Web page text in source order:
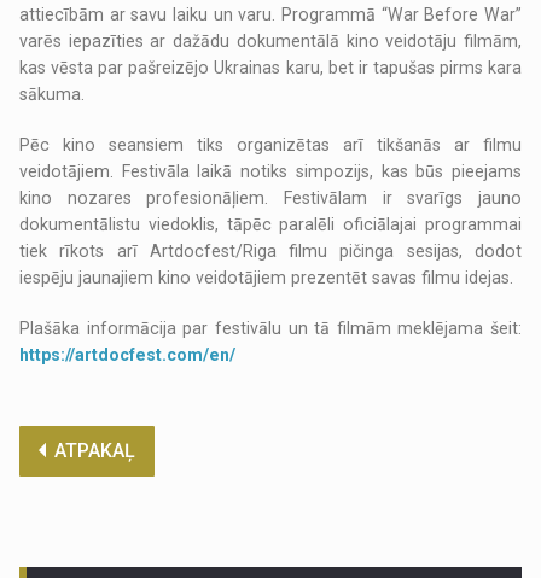
attiecībām ar savu laiku un varu. Programmā “War Before War”
varēs iepazīties ar dažādu dokumentālā kino veidotāju filmām,
kas vēsta par pašreizējo Ukrainas karu, bet ir tapušas pirms kara
sākuma.
Pēc kino seansiem tiks organizētas arī tikšanās ar filmu
veidotājiem. Festivāla laikā notiks simpozijs, kas būs pieejams
kino nozares profesionāļiem. Festivālam ir svarīgs jauno
dokumentālistu viedoklis, tāpēc paralēli oficiālajai programmai
tiek rīkots arī Artdocfest/Riga filmu pičinga sesijas, dodot
iespēju jaunajiem kino veidotājiem prezentēt savas filmu idejas.
Plašāka informācija par festivālu un tā filmām meklējama šeit:
https://artdocfest.com/en/
ATPAKAĻ